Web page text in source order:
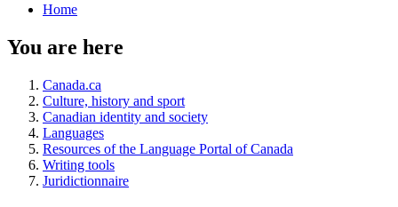
Home
You are here
Canada.ca
Culture, history and sport
Canadian identity and society
Languages
Resources of the Language Portal of Canada
Writing tools
Juridictionnaire